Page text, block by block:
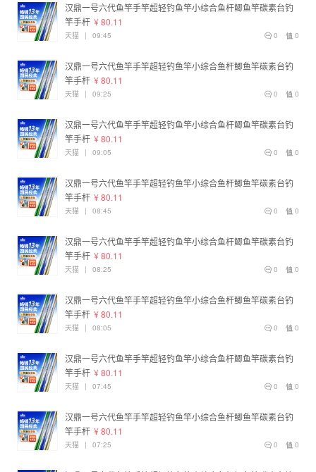
汉鼎一号六代鱼竿手竿超轻钓鱼竿小综合鱼杆鲫鱼竿碳素台钓
竿手杆 ¥ 80.11
0
0
天猫 | 09:45
汉鼎一号六代鱼竿手竿超轻钓鱼竿小综合鱼杆鲫鱼竿碳素台钓
竿手杆 ¥ 80.11
0
0
天猫 | 09:25
汉鼎一号六代鱼竿手竿超轻钓鱼竿小综合鱼杆鲫鱼竿碳素台钓
竿手杆 ¥ 80.11
0
0
天猫 | 09:05
汉鼎一号六代鱼竿手竿超轻钓鱼竿小综合鱼杆鲫鱼竿碳素台钓
竿手杆 ¥ 80.11
0
0
天猫 | 08:45
汉鼎一号六代鱼竿手竿超轻钓鱼竿小综合鱼杆鲫鱼竿碳素台钓
竿手杆 ¥ 80.11
0
0
天猫 | 08:25
汉鼎一号六代鱼竿手竿超轻钓鱼竿小综合鱼杆鲫鱼竿碳素台钓
竿手杆 ¥ 80.11
0
0
天猫 | 08:05
汉鼎一号六代鱼竿手竿超轻钓鱼竿小综合鱼杆鲫鱼竿碳素台钓
竿手杆 ¥ 80.11
0
0
天猫 | 07:45
汉鼎一号六代鱼竿手竿超轻钓鱼竿小综合鱼杆鲫鱼竿碳素台钓
竿手杆 ¥ 80.11
0
0
天猫 | 07:25